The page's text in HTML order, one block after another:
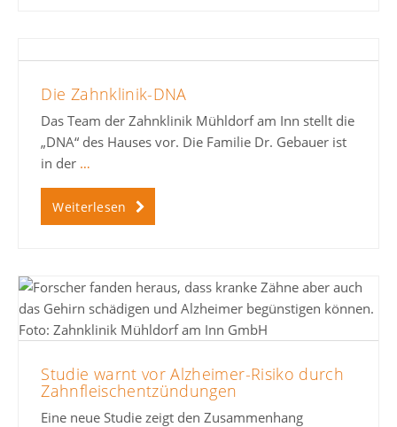
Die Zahnklinik-DNA
Das Team der Zahnklinik Mühldorf am Inn stellt die
„DNA“ des Hauses vor. Die Familie Dr. Gebauer ist
in der …
Weiterlesen
Studie warnt vor Alzheimer-Risiko durch
Zahnfleischentzündungen
Eine neue Studie zeigt den Zusammenhang